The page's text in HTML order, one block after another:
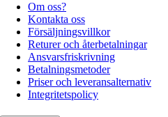
Om oss?
Kontakta oss
Försäljningsvillkor
Returer och återbetalningar
Ansvarsfriskrivning
Betalningsmetoder
Priser och leveransalternativ
Integritetspolicy